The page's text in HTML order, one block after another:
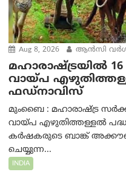
Aug 8, 2026 ആന്‍സി
മഹാരാഷ്ട്രയിൽ
വായ്പ
ഫഡ്‌നാവിസ്
മുംബൈ : മഹാരാഷ്ട്ര
വായ്പ എഴുതിത്തള്ളൽ
കർഷകരുടെ ബാങ്ക്
ചെയ്യുന്ന...
INDIA